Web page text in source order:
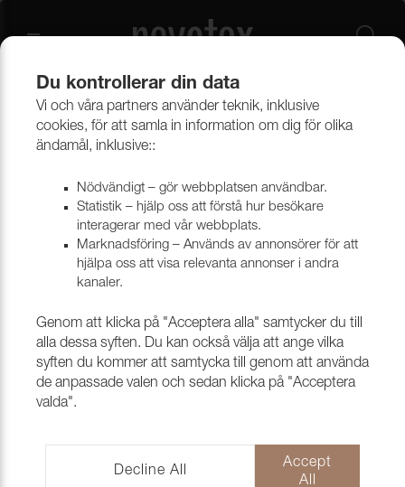
Gardiner Mörkläggningsgardin Dawn
Du kontrollerar din data
Vi och våra partners använder teknik, inklusive
cookies, för att samla in information om dig för olika
ändamål, inklusive::
Nödvändigt – gör webbplatsen användbar.
Statistik – hjälp oss att förstå hur besökare
interagerar med vår webbplats.
Marknadsföring – Används av annonsörer för att
hjälpa oss att visa relevanta annonser i andra
kanaler.
Genom att klicka på "Acceptera alla" samtycker du till
alla dessa syften. Du kan också välja att ange vilka
syften du kommer att samtycka till genom att använda
de anpassade valen och sedan klicka på "Acceptera
valda".
Decline All
Accept
All